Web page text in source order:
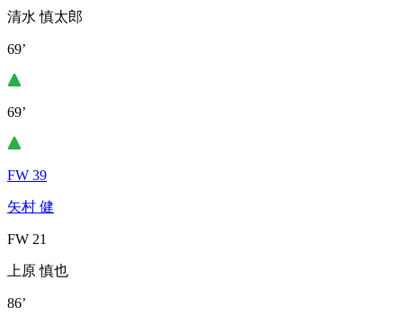
清水 慎太郎
69’
69’
FW 39
矢村 健
FW 21
上原 慎也
86’